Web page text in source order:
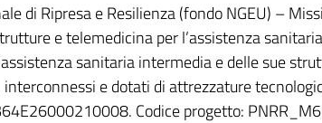
di Ripresa e Resilienza (fondo NGEU) –
e telemedicina per l’assistenza
sanitaria intermedia e delle sue
e dotati di attrezzature
Codice progetto: